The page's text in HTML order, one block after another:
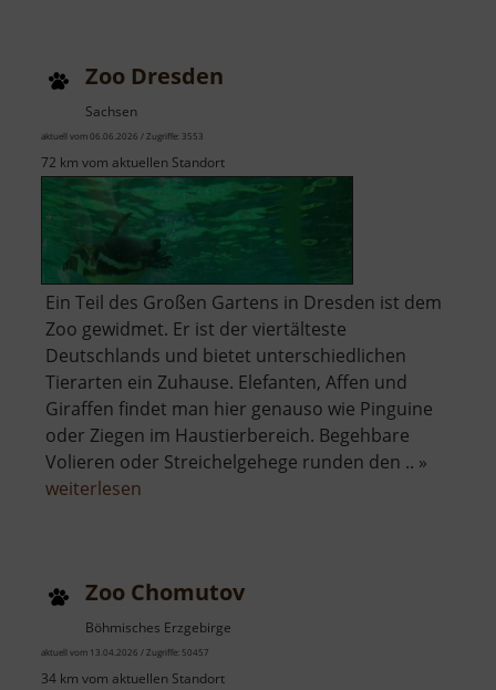
Zoo Dresden
Sachsen
aktuell vom 06.06.2026 / Zugriffe: 3553
72 km vom aktuellen Standort
Ein Teil des Großen Gartens in Dresden ist dem
Zoo gewidmet. Er ist der viertälteste
Deutschlands und bietet unterschiedlichen
Tierarten ein Zuhause. Elefanten, Affen und
Giraffen findet man hier genauso wie Pinguine
oder Ziegen im Haustierbereich. Begehbare
Volieren oder Streichelgehege runden den .. »
weiterlesen
Zoo Chomutov
Böhmisches Erzgebirge
aktuell vom 13.04.2026 / Zugriffe: 50457
34 km vom aktuellen Standort